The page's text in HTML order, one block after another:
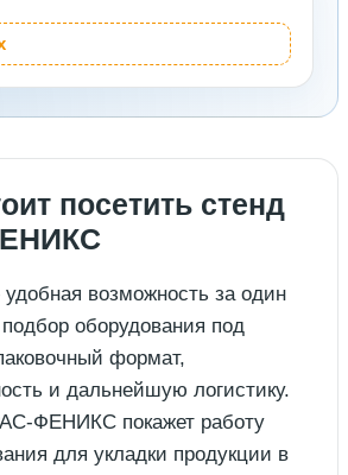
посетить стенд
возможность за один
оборудования под
формат,
и дальнейшую логистику.
ФЕНИКС покажет работу
для укладки продукции в